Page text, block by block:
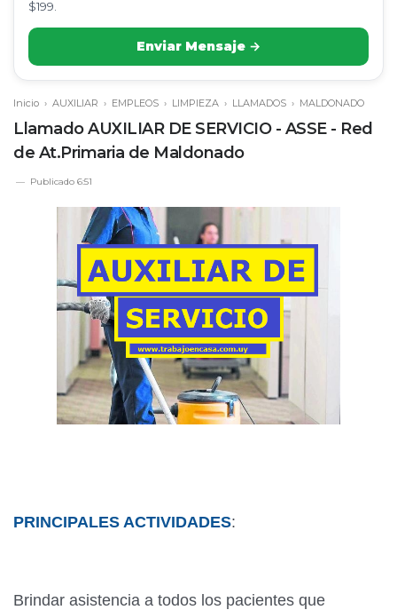
$199.
Enviar Mensaje →
Inicio › AUXILIAR › EMPLEOS › LIMPIEZA › LLAMADOS › MALDONADO
Llamado AUXILIAR DE SERVICIO - ASSE - Red
de At.Primaria de Maldonado
Publicado 6:51
PRINCIPALES ACTIVIDADES:
Brindar asistencia a todos los pacientes que